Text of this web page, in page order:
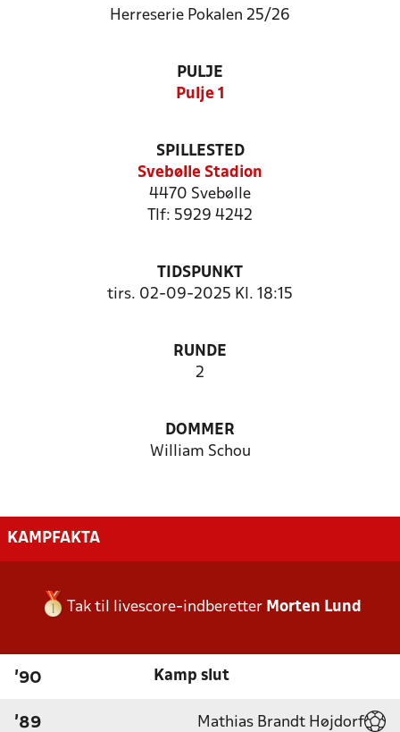
Herreserie Pokalen 25/26
PULJE
Pulje 1
SPILLESTED
Svebølle Stadion
4470 Svebølle
Tlf: 5929 4242
TIDSPUNKT
tirs. 02-09-2025 Kl. 18:15
RUNDE
2
DOMMER
William Schou
KAMPFAKTA
Tak til livescore-indberetter Morten Lund
'90 Kamp slut
'89 Mathias Brandt Højdorf